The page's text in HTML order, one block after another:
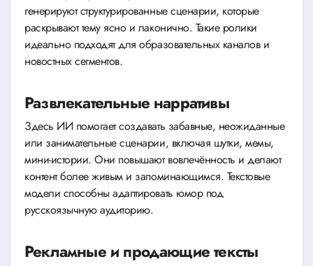
генерируют структурированные сценарии, которые
раскрывают тему ясно и лаконично. Такие ролики
идеально подходят для образовательных каналов и
новостных сегментов.
Развлекательные нарративы
Здесь ИИ помогает создавать забавные, неожиданные
или занимательные сценарии, включая шутки, мемы,
мини-истории. Они повышают вовлечённость и делают
контент более живым и запоминающимся. Текстовые
модели способны адаптировать юмор под
русскоязычную аудиторию.
Рекламные и продающие тексты